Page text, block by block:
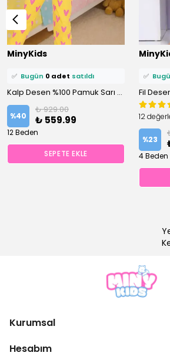
MinyKids
⭐️ Bu ürünü0 kişifavoriledi!
0 kişi
✅ Bugün 0 adet satıldı
Kalp Desen %100 Pamuk Sarı Kız Çocuk Pijama Takım
%40
₺ 929.00
₺ 559.99
12 Beden
SEPETE EKLE
⭐️ Bu
0 kişi
✅
Fil
12
%23
4 Beden
Kurumsal
Hesabım